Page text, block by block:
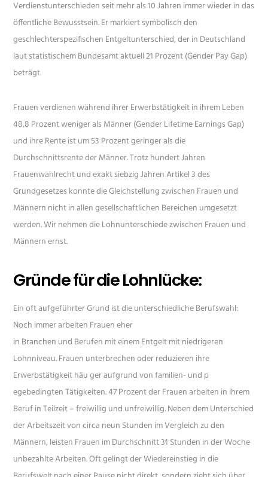
Verdienstunterschieden seit mehr als 10 Jahren immer wieder in das
öffentliche Bewusstsein. Er markiert symbolisch den
geschlechterspezifischen Entgeltunterschied, der in Deutschland
laut statistischem Bundesamt aktuell 21 Prozent (Gender Pay Gap)
beträgt.
Frauen verdienen während ihrer Erwerbstätigkeit in ihrem Leben
48,8 Prozent weniger als Männer (Gender Lifetime Earnings Gap)
und ihre Rente ist um 53 Prozent geringer als die
Durchschnittsrente der Männer. Trotz hundert Jahren
Frauenwahlrecht und exakt siebzig Jahren Artikel 3 des
Grundgesetzes konnte die Gleichstellung zwischen Frauen und
Männern nicht in allen gesellschaftlichen Bereichen umgesetzt
werden. Wir nehmen die Lohnunterschiede zwischen Frauen und
Männern ernst.
Gründe für die Lohnlücke:
Ein oft aufgeführter Grund ist die unterschiedliche Berufswahl:
Noch immer arbeiten Frauen eher
in Branchen und Berufen mit einem Entgelt mit niedrigeren
Lohnniveau. Frauen unterbrechen oder reduzieren ihre
Erwerbstätigkeit häu ger aufgrund von familien- und p
egebedingten Tätigkeiten. 47 Prozent der Frauen arbeiten in ihrem
Beruf in Teilzeit – freiwillig und unfreiwillig. Neben dem Unterschied
der Arbeitszeit von circa neun Stunden im Vergleich zu den
Männern, leisten Frauen im Durchschnitt 31 Stunden in der Woche
unbezahlte Arbeiten. Oft gelingt der Wiedereinstieg in die